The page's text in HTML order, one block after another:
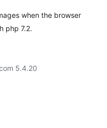
when the browser
php 7.2.
5.4.20